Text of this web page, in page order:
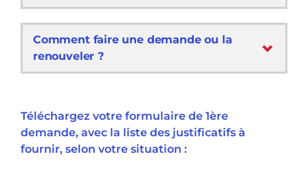
Comment faire une demande ou la
renouveler ?
Téléchargez votre formulaire de 1ère
demande, avec la liste des justificatifs à
fournir, selon votre situation :